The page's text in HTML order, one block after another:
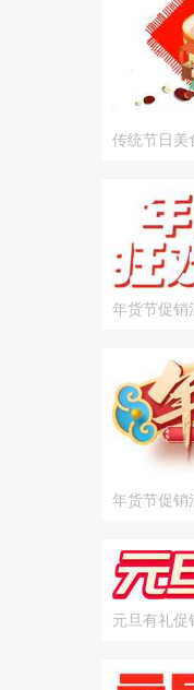
传统节日美
年货节促销
年货节促销
元旦有礼